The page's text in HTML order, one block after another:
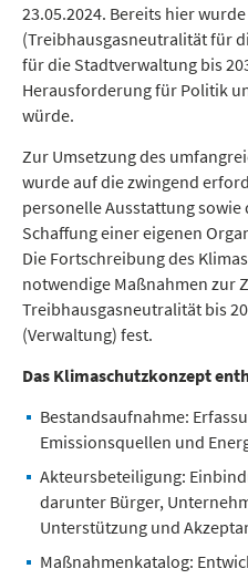
23.05.2024. Bereits hier
(Treibhausgasneutralität für
für die Stadtverwaltung bis
Herausforderung für Politik
würde.
Zur Umsetzung des
wurde auf die zwingend
personelle Ausstattung
Schaffung einer eigenen
Die Fortschreibung des
notwendige Maßnahmen zur
Treibhausgasneutralität bis
(Verwaltung) fest.
Das Klimaschutzkonzept
Bestandsaufnahme:
Emissionsquellen und
Akteursbeteiligung:
darunter Bürger,
Unterstützung und
Maßnahmenkatalog: